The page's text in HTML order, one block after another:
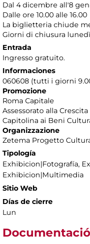
Dal 4 dicembre all'8
Dalle ore 10.00 alle 16.00
La biglietteria chiude
Giorni di chiusura
Entrada
Ingresso gratuito.
Informaciones
060608 (tutti i giorni
Promozione
Roma Capitale
Assessorato alla
Capitolina ai Beni
Organizzazione
Zetema Progetto
Tipología
Exhibicion|Fotografía,
Exhibicion|Multimedia
Sitio Web
Días de cierre
Lun